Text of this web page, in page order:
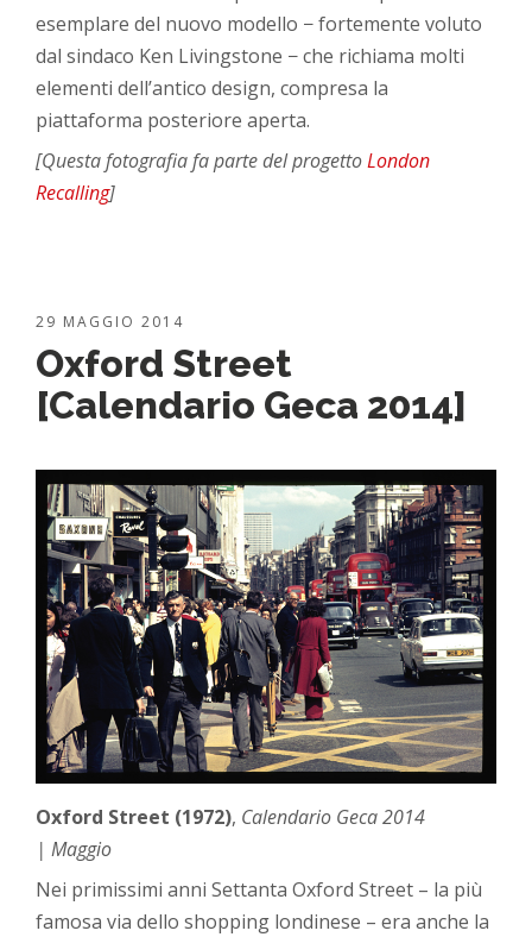
esemplare del nuovo modello − fortemente voluto
dal sindaco Ken Livingstone − che richiama molti
elementi dell’antico design, compresa la
piattaforma posteriore aperta.
[Questa fotografia fa parte del progettoLondon
Recalling]
29 MAGGIO 2014
Oxford Street
[Calendario Geca 2014]
Oxford Street (1972), Calendario Geca 2014
| Maggio
Nei primissimi anni Settanta Oxford Street – la più
famosa via dello shopping londinese – era anche la